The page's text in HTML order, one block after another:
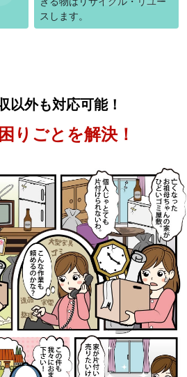
スします。
以外も対応可能！
りごとを解決！